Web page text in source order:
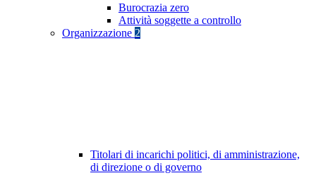
Burocrazia zero
Attività soggette a controllo
Organizzazione 2
Titolari di incarichi politici, di amministrazione,
di direzione o di governo